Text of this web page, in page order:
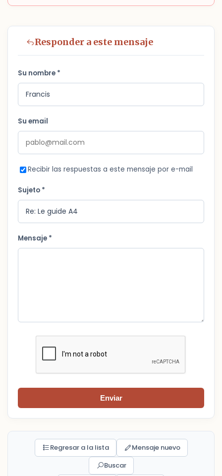
Responder a este mensaje
Su nombre *
Su email
Recibir las respuestas a este mensaje por e-mail
Sujeto *
Mensaje *
Enviar
Regresar a la lista
Mensaje nuevo
Buscar